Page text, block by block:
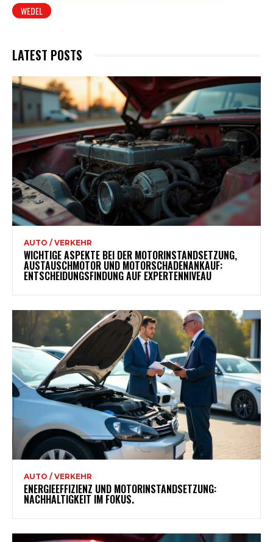
WEDEL
LATEST POSTS
AUTO / VERKEHR
WICHTIGE ASPEKTE BEI DER MOTORINSTANDSETZUNG,
AUSTAUSCHMOTOR UND MOTORSCHADENANKAUF:
ENTSCHEIDUNGSFINDUNG AUF EXPERTENNIVEAU
AUTO / VERKEHR
ENERGIEEFFIZIENZ UND MOTORINSTANDSETZUNG:
NACHHALTIGKEIT IM FOKUS.